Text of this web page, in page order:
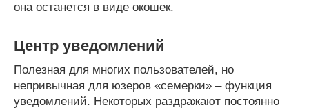
она останется в виде окошек.
Центр уведомлений
Полезная для многих пользователей, но
непривычная для юзеров «семерки» – функция
уведомлений. Некоторых раздражают постоянно